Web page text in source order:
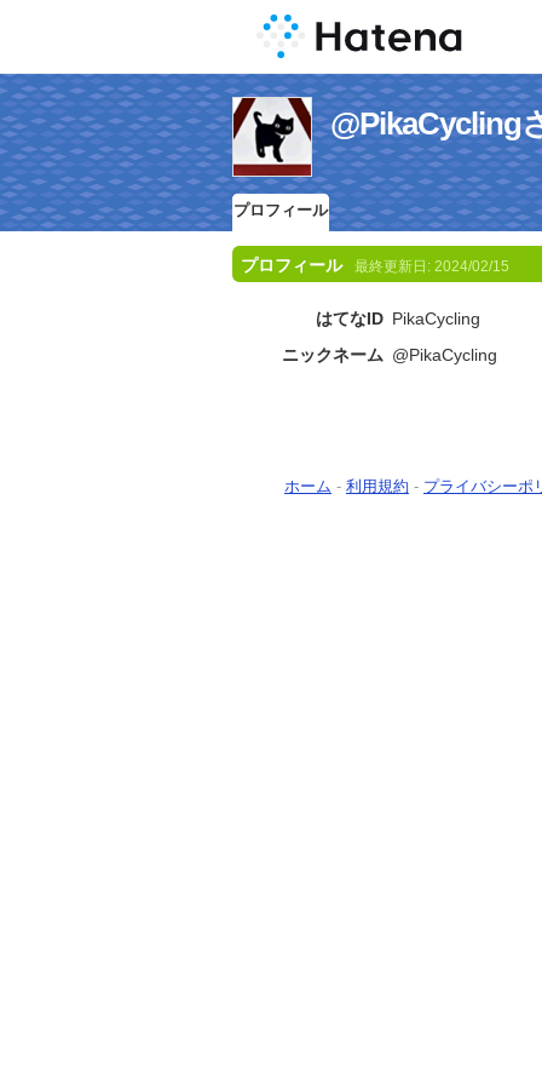
@PikaCycling
プロフィール
プロフィール 最終更新日: 2024/02/15
はてなID PikaCycling
ニックネーム @PikaCycling
ホーム - 利用規約 - プライバシーポ